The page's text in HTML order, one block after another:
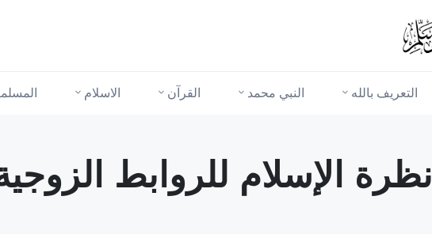
التعريف بالله النبي محمد القرآن الاسلام
نظرة الإسلام للروابط